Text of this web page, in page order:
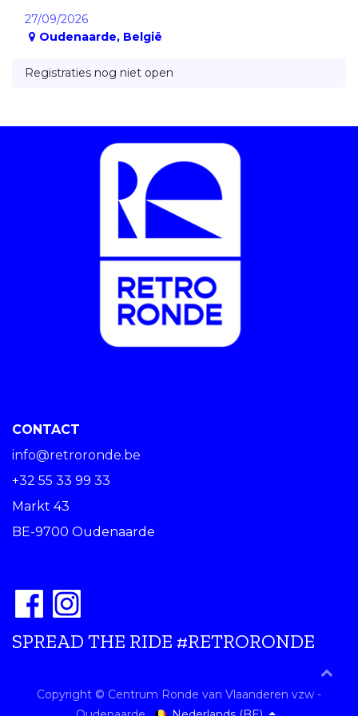
27/09/2026
Oudenaarde, België
Registraties nog niet open
CONTACT
info@retroronde.be
+32 55 33 99 33
Markt 43
BE-9700 Oudenaarde
SPREAD THE RIDE #RETRORONDE
Copyright © Centrum Ronde van Vlaanderen vzw -